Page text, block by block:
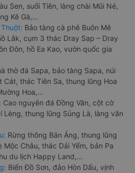
Sen, suối Tiên, làng chài Mũi Né,
Kê Gà,...
Bảo tàng cà phê Buôn Mê
Lắk, cụm 3 thác Dray Sap – Dray
Đôn, hồ Ea Kao, vườn quốc gia
thờ đá Sapa, bảo tàng Sapa, núi
Cát, thác Tiên Sa, thung lũng Hoa
Hoa,...
Cao nguyên đá Đồng Văn, cột cờ
Lèng, thung lũng Sủng Là, làng văn
Rừng thông Bản Áng, thung lũng
Mộc Châu, thác Dải Yếm, bản Pa
du lịch Happy Land,...
Biển Đồ Sơn, đảo Hòn Dấu, vịnh